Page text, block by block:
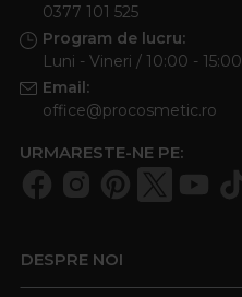
0377 101 525
Program de lucru:
Luni - Vineri / 10:00 - 15:00
Email:
office@procosmetic.ro
URMARESTE-NE PE:
DESPRE NOI